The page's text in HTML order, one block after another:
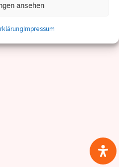
ansehen
Impressum